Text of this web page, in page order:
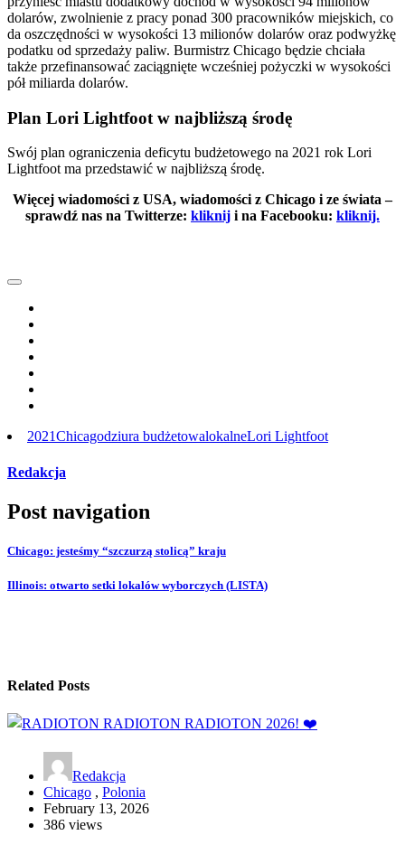
dolarów, zwolnienie z pracy ponad 300 pracowników miejskich, co
da oszczędności w wysokości 13 milionów dolarów oraz podwyżkę
podatku od sprzedaży paliw. Burmistrz Chicago będzie chciała
także przefinansować zaciągnięte wcześniej pożyczki w wysokości
pół miliarda dolarów.
Plan Lori Lightfoot w najbliższą środę
Swój plan ograniczenia deficytu budżetowego na 2021 rok Lori
Lightfoot ma przedstawić w najbliższą środę.
Więcej wiadomości z USA, wiadomości z Chicago i ze świata –
sprawdź nas na Twitterze: kliknij i na Facebooku: kliknij.
2021Chicagodziura budżetowalokalneLori Lightfoot
Redakcja
Post navigation
Chicago: jesteśmy “szczurzą stolicą” kraju
Illinois: otwarto setki lokalów wyborczych (LISTA)
Related Posts
Redakcja
Chicago , Polonia
February 13, 2026
386 views